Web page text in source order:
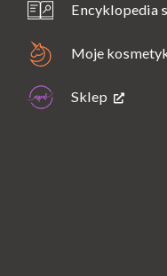
Encyklopedia
Moje
Sklep